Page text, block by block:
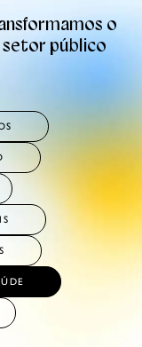
o
setor público